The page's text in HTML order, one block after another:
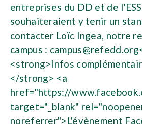
entreprises du DD et de
souhaiteraient y tenir un
contacter Loïc Ingea, notre
campus : campus@refedd.org
<strong>Infos
</strong> <a
href="https://
target="_blank"
noreferrer">L'évènement